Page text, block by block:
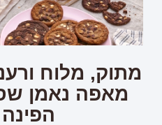
מתוק, מלוח
מאפה נאמן